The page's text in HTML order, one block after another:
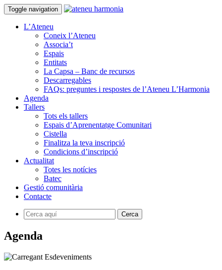
Toggle navigation
L’Ateneu
Coneix l’Ateneu
Associa’t
Espais
Entitats
La Capsa – Banc de recursos
Descarregables
FAQs: preguntes i respostes de l’Ateneu L’Harmonia
Agenda
Tallers
Tots els tallers
Espais d’Aprenentatge Comunitari
Cistella
Finalitza la teva inscripció
Condicions d’inscripció
Actualitat
Totes les notícies
Batec
Gestió comunitària
Contacte
Agenda